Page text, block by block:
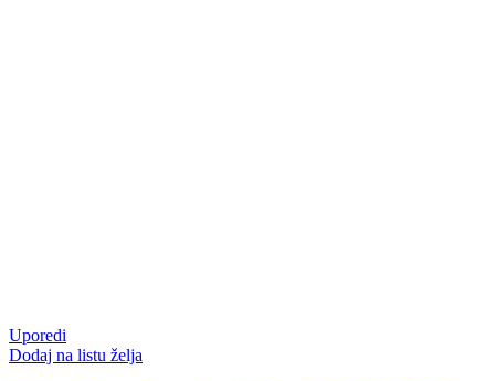
Uporedi
Dodaj na listu želja